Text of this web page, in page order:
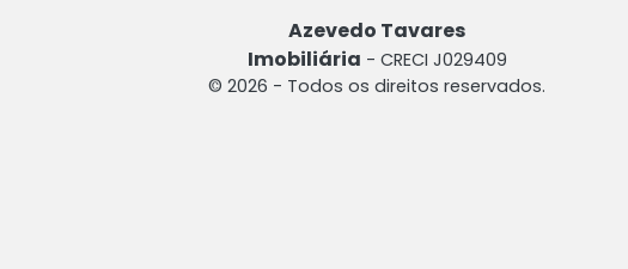
Azevedo Tavares
Imobiliária - CRECI J029409
© 2026 - Todos os direitos reservados.